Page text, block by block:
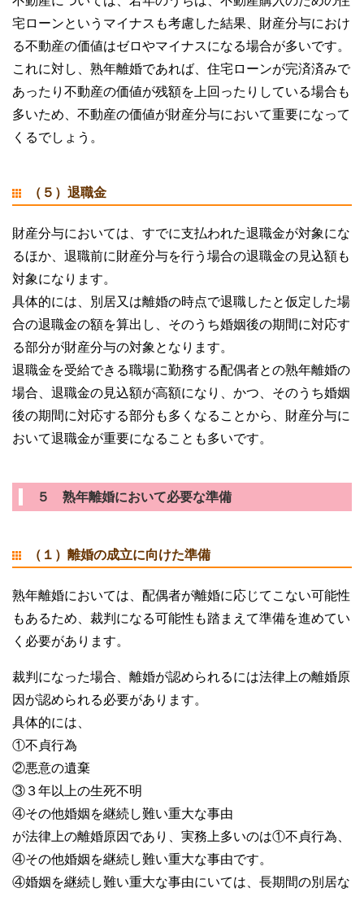
宅ローンというマイナスも考慮した結果、財産分与におけ
る不動産の価値はゼロやマイナスになる場合が多いです。
これに対し、熟年離婚であれば、住宅ローンが完済済みで
あったり不動産の価値が残額を上回ったりしている場合も
多いため、不動産の価値が財産分与において重要になって
くるでしょう。
（５）退職金
財産分与においては、すでに支払われた退職金が対象にな
るほか、退職前に財産分与を行う場合の退職金の見込額も
対象になります。
具体的には、別居又は離婚の時点で退職したと仮定した場
合の退職金の額を算出し、そのうち婚姻後の期間に対応す
る部分が財産分与の対象となります。
退職金を受給できる職場に勤務する配偶者との熟年離婚の
場合、退職金の見込額が高額になり、かつ、そのうち婚姻
後の期間に対応する部分も多くなることから、財産分与に
おいて退職金が重要になることも多いです。
５ 熟年離婚において必要な準備
（１）離婚の成立に向けた準備
熟年離婚においては、配偶者が離婚に応じてこない可能性
もあるため、裁判になる可能性も踏まえて準備を進めてい
く必要があります。
裁判になった場合、離婚が認められるには法律上の離婚原
因が認められる必要があります。
具体的には、
①不貞行為
②悪意の遺棄
③３年以上の生死不明
④その他婚姻を継続し難い重大な事由
が法律上の離婚原因であり、実務上多いのは①不貞行為、
④その他婚姻を継続し難い重大な事由です。
④婚姻を継続し難い重大な事由にいては、長期間の別居な